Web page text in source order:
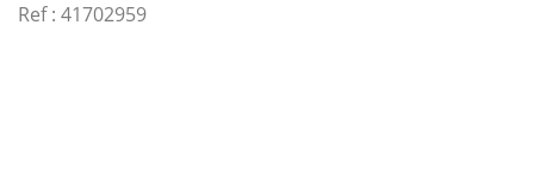
Ref : 41702959